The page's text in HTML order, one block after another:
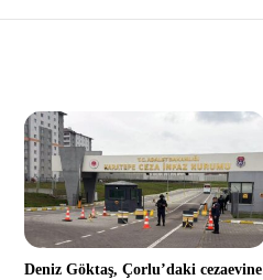
Deniz Göktaş, Çorlu’daki cezaevine